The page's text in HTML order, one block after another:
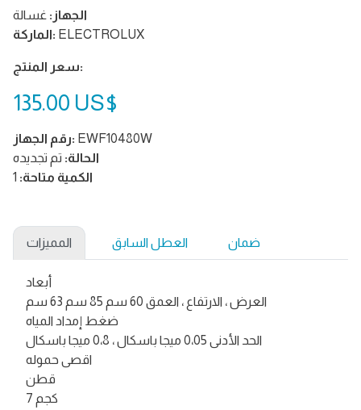
الجهاز: غسالة
الماركة: ELECTROLUX
سعر المنتج:
‏135.00 US$
رقم الجهاز: EWF10480W
الحالة: تم تجديده
الكمية متاحة:
المميزات العطل السابق ضمان
أبعاد
العرض ، الارتفاع ، العمق 60 سم 85 سم 63 سم
ضغط إمداد المياه
الحد الأدنى 0،05 ميجا باسكال ، 0،8 ميجا باسكال
اقصى حموله
قطن
7 كجم